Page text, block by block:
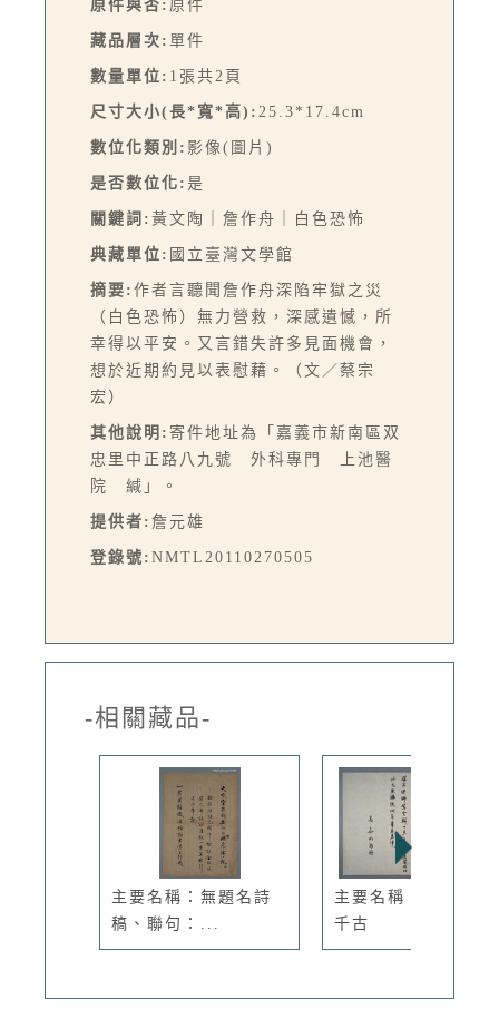
原件與否: 原件
藏品層次: 單件
數量單位: 1張共2頁
尺寸大小(長*寬*高): 25.3*17.4cm
數位化類別: 影像(圖片)
是否數位化: 是
關鍵詞: 黃文陶｜詹作舟｜白色恐怖
典藏單位: 國立臺灣文學館
摘要: 作者言聽聞詹作舟深陷牢獄之災
（白色恐怖）無力營救，深感遺憾，所
幸得以平安。又言錯失許多見面機會，
想於近期約見以表慰藉。（文／蔡宗
宏）
其他說明: 寄件地址為「嘉義市新南區双
忠里中正路八九號 外科專門 上池醫
院 緘」。
提供者: 詹元雄
登錄號: NMTL20110270505
-相關藏品-
主要名稱：無題名詩
稿、聯句：...
主要名稱：作舟先生
千古